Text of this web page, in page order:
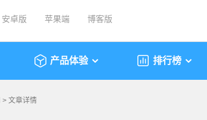
安卓版 苹果端 博客版
产品体验 排行榜
> 文章详情